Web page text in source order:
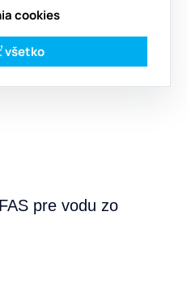
pre vodu zo
cookies
všetko